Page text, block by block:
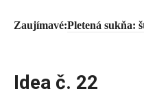
Zaujímavé:Pletená sukňa:
Idea č. 22